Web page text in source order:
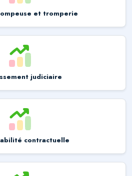
et tromperie
judiciaire
contractuelle